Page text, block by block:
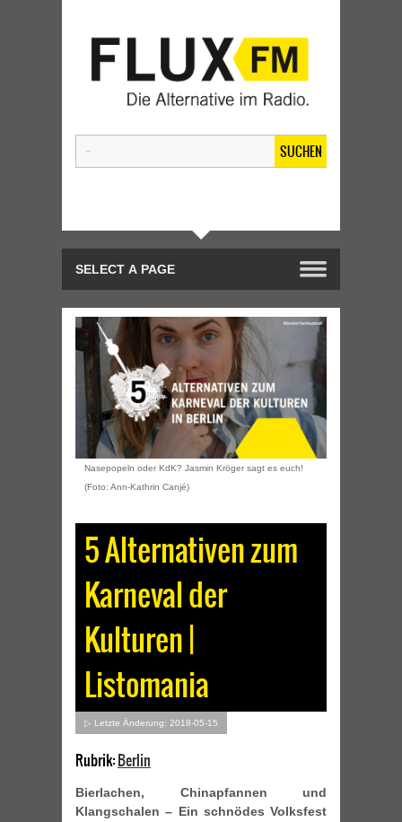
SUCHEN
Nasepopeln oder KdK? Jasmin Kröger sagt es euch!
(Foto: Ann-Kathrin Canjé)
5 Alternativen zum
Karneval der
Kulturen |
Listomania
▷ Letzte Änderung: 2018-05-15
Rubrik:Berlin
Bierlachen, Chinapfannen und
Klangschalen – Ein schnödes Volksfest